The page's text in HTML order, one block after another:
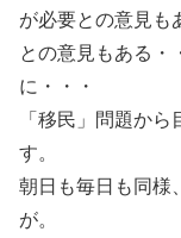
が必要との意見も
との意見もある・
に・・・
「移民」問題か
す。
朝日も毎日も同様
が。